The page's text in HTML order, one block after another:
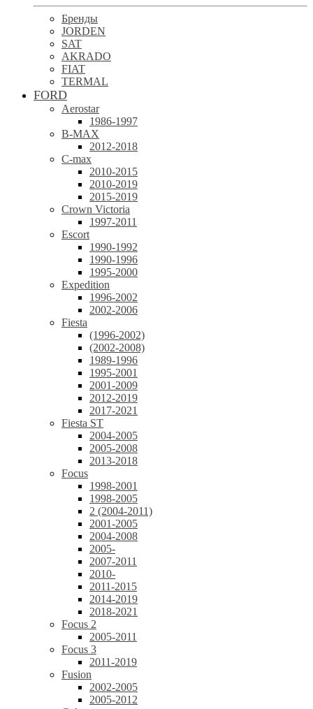
Бренды
JORDEN
SAT
AKRADO
FIAT
TERMAL
FORD
Aerostar
1986-1997
B-MAX
2012-2018
C-max
2010-2015
2010-2019
2015-2019
Crown Victoria
1997-2011
Escort
1990-1992
1990-1996
1995-2000
Expedition
1996-2002
2002-2006
Fiesta
(1996-2002)
(2002-2008)
1989-1996
1995-2001
2001-2009
2012-2019
2017-2021
Fiesta ST
2004-2005
2005-2008
2013-2018
Focus
1998-2001
1998-2005
2 (2004-2011)
2001-2005
2004-2008
2005-
2007-2011
2010-
2011-2015
2014-2019
2018-2021
Focus 2
2005-2011
Focus 3
2011-2019
Fusion
2002-2005
2005-2012